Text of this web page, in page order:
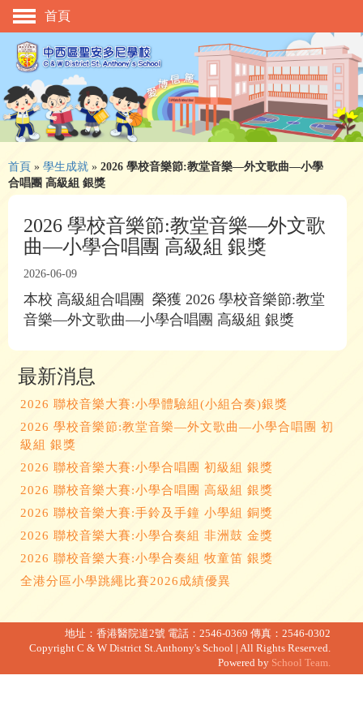
主頁
校慶活動
管理與組織
學與教
校風及學生支援
學生表現
相片及影片
入學申請
家長教師會
首頁
首頁 » 學生成就 » 2026 學校音樂節:教堂音樂—外文歌曲—小學
合唱團 高級組 銀獎
2026 學校音樂節:教堂音樂—外文歌
曲—小學合唱團 高級組 銀獎
2026-06-09
本校 高級組合唱團 榮獲 2026 學校音樂節:教堂
音樂—外文歌曲—小學合唱團 高級組 銀獎
最新消息
2026 聯校音樂大賽:小學體驗組(小組合奏)銀獎
2026 學校音樂節:教堂音樂—外文歌曲—小學合唱團 初
級組 銀獎
2026 聯校音樂大賽:小學合唱團 初級組 銀獎
2026 聯校音樂大賽:小學合唱團 高級組 銀獎
2026 聯校音樂大賽:手鈴及手鐘 小學組 銅獎
2026 聯校音樂大賽:小學合奏組 非洲鼓 金獎
2026 聯校音樂大賽:小學合奏組 牧童笛 銀獎
全港分區小學跳繩比賽2026成績優異
地址：香港醫院道2號 電話：2546-0369 傳真：2546-0302
Copyright C & W District St.Anthony's School | All Rights Reserved.
Powered by School Team.